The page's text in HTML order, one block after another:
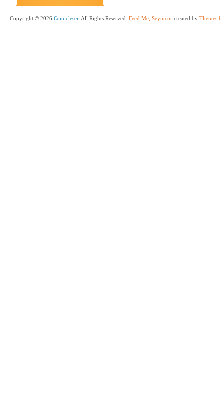
Copyright © 2026 Comicleser. All Rights Reserved. Feed Me, Seymour created by Themes